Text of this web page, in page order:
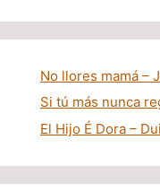
No llores mamá –
Si tú más nunca
El Hijo É Dora –